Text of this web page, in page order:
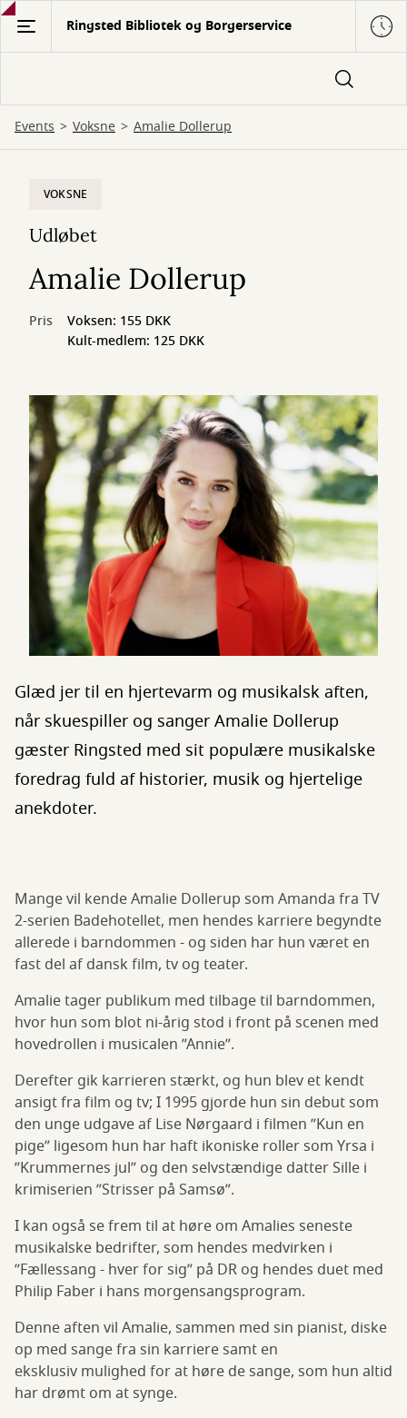
Gå
hovedindhold
Ringsted Bibliotek og Borgerservice
Events Voksne Amalie Dollerup
VOKSNE
Udløbet
Amalie Dollerup
Pris
Voksen: 155 DKK
Kult-medlem: 125 DKK
Glæd jer til en hjertevarm og musikalsk aften,
når skuespiller og sanger Amalie Dollerup
gæster Ringsted med sit populære musikalske
foredrag fuld af historier, musik og hjertelige
anekdoter.
Mange vil kende Amalie Dollerup som Amanda fra TV
2-serien Badehotellet, men hendes karriere begyndte
allerede i barndommen - og siden har hun været en
fast del af dansk film, tv og teater.
Amalie tager publikum med tilbage til barndommen,
hvor hun som blot ni-årig stod i front på scenen med
hovedrollen i musicalen ”Annie”.
Derefter gik karrieren stærkt, og hun blev et kendt
ansigt fra film og tv; I 1995 gjorde hun sin debut som
den unge udgave af Lise Nørgaard i filmen ”Kun en
pige” ligesom hun har haft ikoniske roller som Yrsa i
”Krummernes jul” og den selvstændige datter Sille i
krimiserien ”Strisser på Samsø”.
I kan også se frem til at høre om Amalies seneste
musikalske bedrifter, som hendes medvirken i
”Fællessang - hver for sig” på DR og hendes duet med
Philip Faber i hans morgensangsprogram.
Denne aften vil Amalie, sammen med sin pianist, diske
op med sange fra sin karriere samt en
eksklusiv mulighed for at høre de sange, som hun altid
har drømt om at synge.